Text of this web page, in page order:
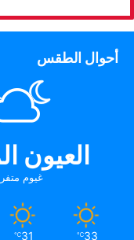
أحوال الطقس
العيون
غيوم
33
℃
31
℃